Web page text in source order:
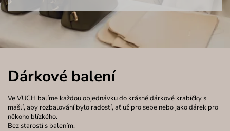
Dárkové balení
Ve VUCH balíme každou objednávku do krásné dárkové krabičky s
mašlí, aby rozbalování bylo radostí, ať už pro sebe nebo jako dárek pro
někoho blízkého.
Bez starostí s balením.